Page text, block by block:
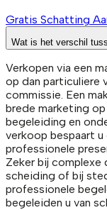
Gratis Schatting
Wat is het verschil
Verkopen via een
op dan particuliere
commissie. Een
brede marketing
begeleiding en
verkoop bespaart u
professionele
Zeker bij complexe
scheiding of bij
professionele
begeleiden u van